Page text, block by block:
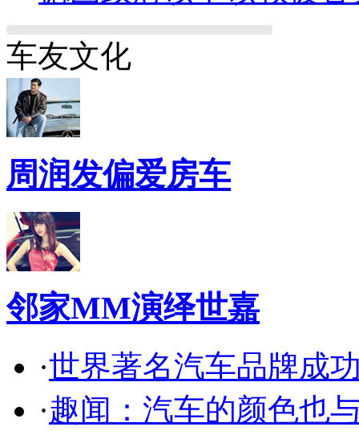
车友文化
周润发偏爱房车
邻家MM演绎世嘉
·世界著名汽车品牌成
·趣闻：汽车的颜色也